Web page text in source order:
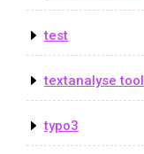
test
textanalyse tool
typo3